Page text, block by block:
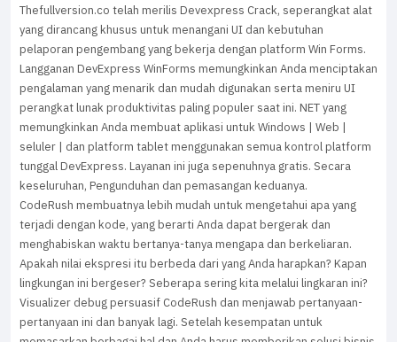
Thefullversion.co telah merilis Devexpress Crack, seperangkat alat
yang dirancang khusus untuk menangani UI dan kebutuhan
pelaporan pengembang yang bekerja dengan platform Win Forms.
Langganan DevExpress WinForms memungkinkan Anda menciptakan
pengalaman yang menarik dan mudah digunakan serta meniru UI
perangkat lunak produktivitas paling populer saat ini. NET yang
memungkinkan Anda membuat aplikasi untuk Windows | Web |
seluler | dan platform tablet menggunakan semua kontrol platform
tunggal DevExpress. Layanan ini juga sepenuhnya gratis. Secara
keseluruhan, Pengunduhan dan pemasangan keduanya.
CodeRush membuatnya lebih mudah untuk mengetahui apa yang
terjadi dengan kode, yang berarti Anda dapat bergerak dan
menghabiskan waktu bertanya-tanya mengapa dan berkeliaran.
Apakah nilai ekspresi itu berbeda dari yang Anda harapkan? Kapan
lingkungan ini bergeser? Seberapa sering kita melalui lingkaran ini?
Visualizer debug persuasif CodeRush dan menjawab pertanyaan-
pertanyaan ini dan banyak lagi. Setelah kesempatan untuk